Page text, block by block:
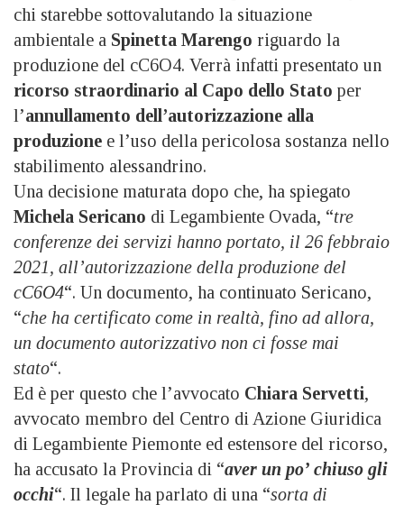
chi starebbe sottovalutando la situazione
ambientale a Spinetta Marengo riguardo la
produzione del cC6O4. Verrà infatti presentato un
ricorso straordinario al Capo dello Stato per
l’annullamento dell’autorizzazione alla
produzione e l’uso della pericolosa sostanza nello
stabilimento alessandrino.
Una decisione maturata dopo che, ha spiegato
Michela Sericano di Legambiente Ovada, “tre
conferenze dei servizi hanno portato, il 26 febbraio
2021, all’autorizzazione della produzione del
cC6O4“. Un documento, ha continuato Sericano,
“che ha certificato come in realtà, fino ad allora,
un documento autorizzativo non ci fosse mai
stato“.
Ed è per questo che l’avvocato Chiara Servetti,
avvocato membro del Centro di Azione Giuridica
di Legambiente Piemonte ed estensore del ricorso,
ha accusato la Provincia di “aver un po’ chiuso gli
occhi“. Il legale ha parlato di una “sorta di